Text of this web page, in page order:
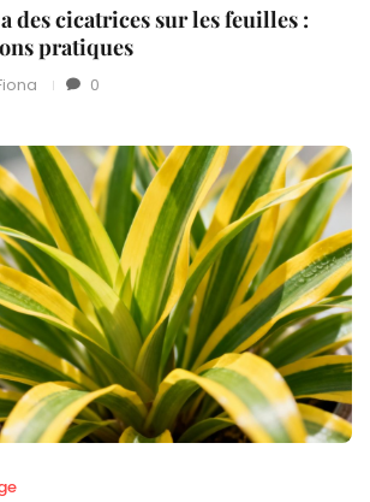
des cicatrices sur les feuilles :
pratiques
0